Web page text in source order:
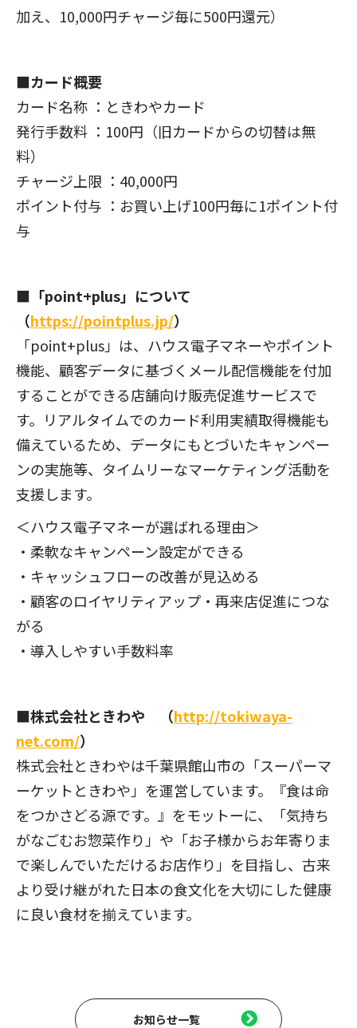
加え、10,000円チャージ毎に500円還元）
■カード概要
カード名称 ：ときわやカード
発行手数料 ：100円（旧カードからの切替は無
料）
チャージ上限 ：40,000円
ポイント付与 ：お買い上げ100円毎に1ポイント付
与
■「point+plus」について
（https://pointplus.jp/）
「point+plus」は、ハウス電子マネーやポイント
機能、顧客データに基づくメール配信機能を付加
することができる店舗向け販売促進サービスで
す。リアルタイムでのカード利用実績取得機能も
備えているため、データにもとづいたキャンペー
ンの実施等、タイムリーなマーケティング活動を
支援します。
＜ハウス電子マネーが選ばれる理由＞
・柔軟なキャンペーン設定ができる
・キャッシュフローの改善が見込める
・顧客のロイヤリティアップ・再来店促進につな
がる
・導入しやすい手数料率
■株式会社ときわや （http://tokiwaya-
net.com/）
株式会社ときわやは千葉県館山市の「スーパーマ
ーケットときわや」を運営しています。『食は命
をつかさどる源です。』をモットーに、「気持ち
がなごむお惣菜作り」や「お子様からお年寄りま
で楽しんでいただけるお店作り」を目指し、古来
より受け継がれた日本の食文化を大切にした健康
に良い食材を揃えています。
お知らせ一覧